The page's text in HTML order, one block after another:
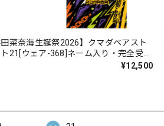
田菜奈海生誕祭2026】クマダベアスト
ト21[ウェア-368]ネーム入り・完全受注
¥12,500